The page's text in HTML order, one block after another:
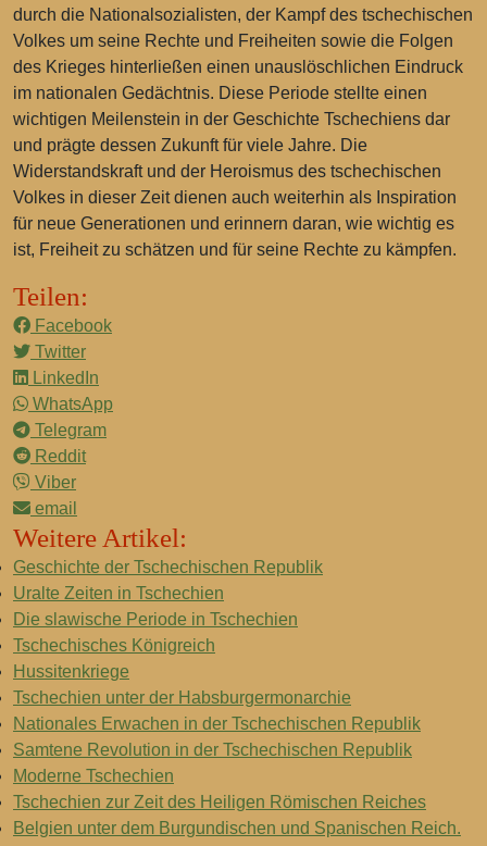
durch die Nationalsozialisten, der Kampf des tschechischen
Volkes um seine Rechte und Freiheiten sowie die Folgen
des Krieges hinterließen einen unauslöschlichen Eindruck
im nationalen Gedächtnis. Diese Periode stellte einen
wichtigen Meilenstein in der Geschichte Tschechiens dar
und prägte dessen Zukunft für viele Jahre. Die
Widerstandskraft und der Heroismus des tschechischen
Volkes in dieser Zeit dienen auch weiterhin als Inspiration
für neue Generationen und erinnern daran, wie wichtig es
ist, Freiheit zu schätzen und für seine Rechte zu kämpfen.
Teilen:
Facebook
Twitter
LinkedIn
WhatsApp
Telegram
Reddit
Viber
email
Weitere Artikel:
Geschichte der Tschechischen Republik
Uralte Zeiten in Tschechien
Die slawische Periode in Tschechien
Tschechisches Königreich
Hussitenkriege
Tschechien unter der Habsburgermonarchie
Nationales Erwachen in der Tschechischen Republik
Samtene Revolution in der Tschechischen Republik
Moderne Tschechien
Tschechien zur Zeit des Heiligen Römischen Reiches
Belgien unter dem Burgundischen und Spanischen Reich.